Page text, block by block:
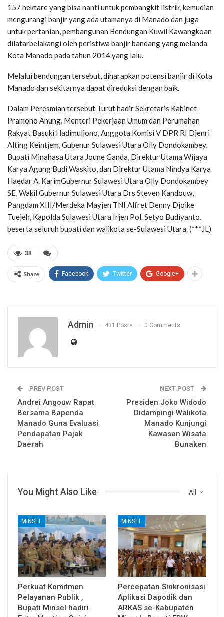
157 hektare yang bisa nanti untuk pembangkit listrik, kemudian
mengurangi banjir yang ada utamanya di Manado dan juga
untuk pertanian, pembangunan Bendungan Kuwil Kawangkoan
dilatarbelakangi oleh peristiwa banjir bandang yang melanda
Kota Manado pada tahun 2014 yang lalu.
Melalui bendungan tersebut, diharapkan potensi banjir di Kota
Manado dan sekitarnya dapat direduksi dengan baik.
Dalam Peresmian tersebut Turut hadir Sekretaris Kabinet
Pramono Anung, Menteri Pekerjaan Umum dan Perumahan
Rakyat Basuki Hadimuljono, Anggota Komisi V DPR RI Djenri
Alting Keintjem, Gubenur Sulawesi Utara Olly Dondokambey,
Bupati Minahasa Utara Joune Ganda, Direktur Utama Wijaya
Karya Agung Budi Waskito, dan Direktur Utama Nindya Karya
Haedar A. KarimGubernur Sulawesi Utara Olly Dondokambey
SE, Wakil Gubernur Sulawesi Utara Drs Steven Kandouw,
Pangdam XIII/Merdeka Mayjen TNI Alfret Denny Djoike
Tuejeh, Kapolda Sulawesi Utara Irjen Pol. Setyo Budiyanto.
beserta seluruh bupati dan walikota se-Sulawesi Utara. (***JL)
38
Share Facebook Twitter Google+
Admin 431 Posts 0 Comments
PREV POST
Andrei Angouw Rapat
Bersama Bapenda
Manado Guna Evaluasi
Pendapatan Pajak
Daerah
NEXT POST
Presiden Joko Widodo
Didampingi Walikota
Manado Kunjungi
Kawasan Wisata
Bunaken
All
You Might Also Like
MINSEL
Perkuat Komitmen
Pelayanan Publik ,
Bupati Minsel hadiri
MINSEL
Percepatan Sinkronisasi
Aplikasi Dapodik dan
ARKAS se-Kabupaten